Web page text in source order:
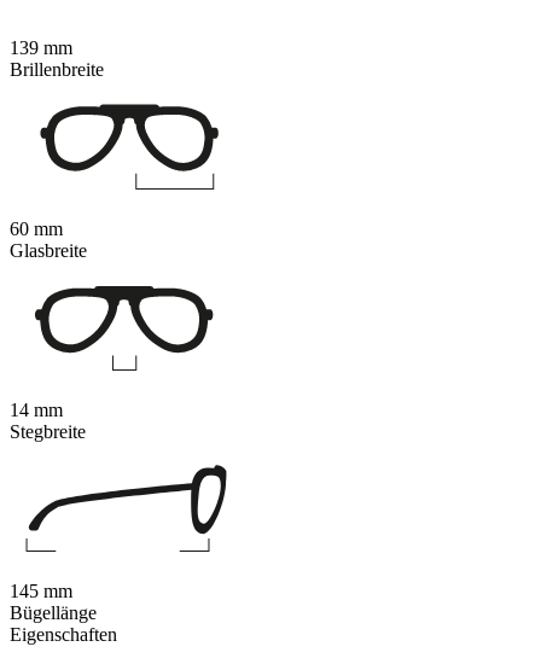
Eigenschaften
139 mm
Brillenbreite
60 mm
Glasbreite
14 mm
Stegbreite
145 mm
Bügellänge